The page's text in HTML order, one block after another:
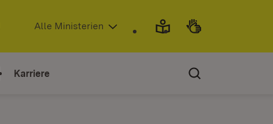
(Öffnet in neuem Fenster)
Alle Ministerien
Karriere